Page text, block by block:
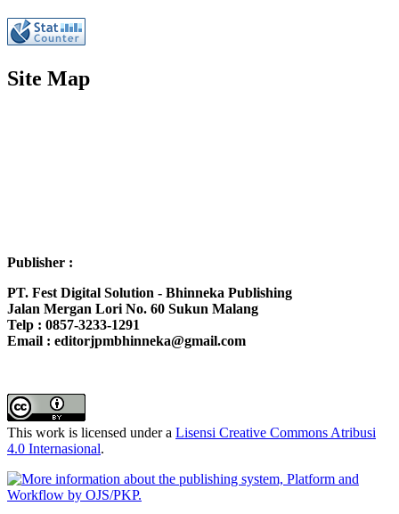
Site Map
Publisher :
PT. Fest Digital Solution - Bhinneka Publishing
Jalan Mergan Lori No. 60 Sukun Malang
Telp : 0857-3233-1291
Email : editorjpmbhinneka@gmail.com
This work is licensed under a Lisensi Creative Commons Atribusi
4.0 Internasional.